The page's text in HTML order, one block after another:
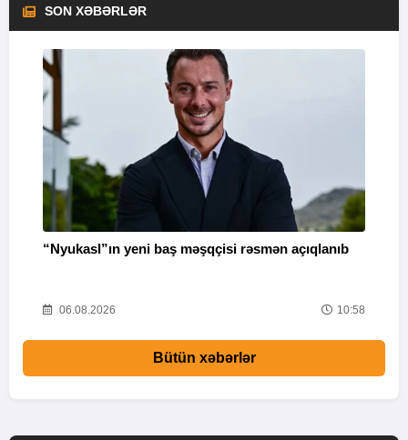
SON XƏBƏRLƏR
“Nyukasl”ın yeni baş məşqçisi rəsmən açıqlanıb
06.08.2026 10:58
Bütün xəbərlər